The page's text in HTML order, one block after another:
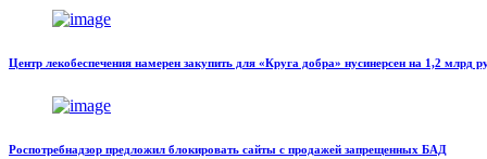
Центр лекобеспечения намерен закупить для «Круга добра» нусинерсен на 1,2 млрд
Роспотребнадзор предложил блокировать сайты с продажей запрещенных БАД